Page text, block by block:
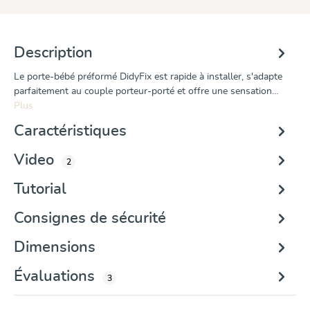
Description
Le porte-bébé préformé DidyFix est rapide à installer, s'adapte
parfaitement au couple porteur-porté et offre une sensation…
Plus
Caractéristiques
Video
2
Tutorial
Consignes de sécurité
Dimensions
Évaluations
3